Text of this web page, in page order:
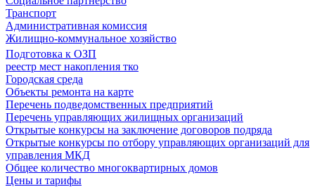
Транспорт
Административная комиссия
Жилищно-коммунальное хозяйство
Подготовка к ОЗП
реестр мест накопления тко
Городская среда
Объекты ремонта на карте
Перечень подведомственных предприятий
Перечень управляющих жилищных организаций
Открытые конкурсы на заключение договоров подряда
Открытые конкурсы по отбору управляющих организаций для
управления МКД
Общее количество многоквартирных домов
Цены и тарифы